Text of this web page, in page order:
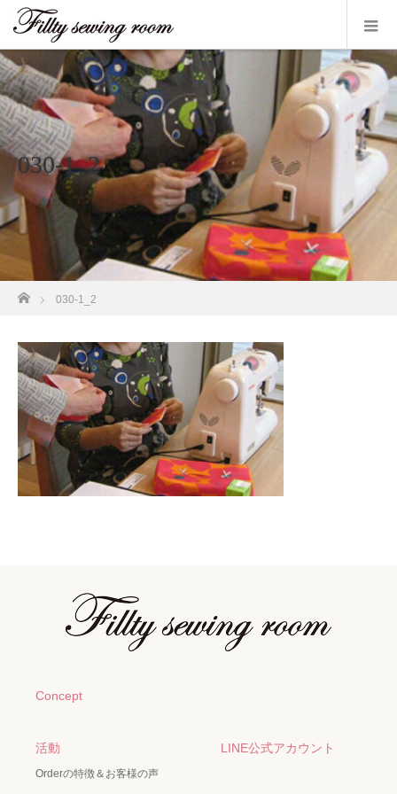
030-1_2
030-1_2
Concept
活動
Orderの特徴＆お客様の声
LINE公式アカウント